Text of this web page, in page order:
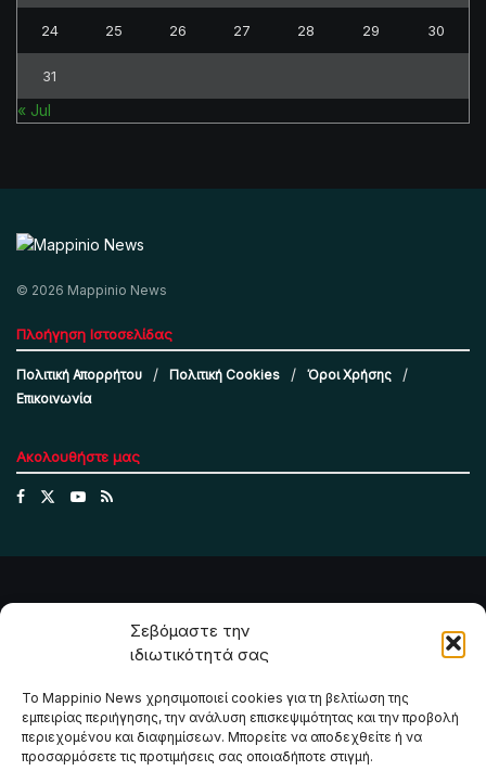
Σεβόμαστε την
ιδιωτικότητά σας
Το Mappinio News χρησιμοποιεί cookies για τη βελτίωση της
εμπειρίας περιήγησης, την ανάλυση επισκεψιμότητας και την προβολή
περιεχομένου και διαφημίσεων. Μπορείτε να αποδεχθείτε ή να
προσαρμόσετε τις προτιμήσεις σας οποιαδήποτε στιγμή.
24 25 26 27 28 29 30
31
« Jul
© 2026 Mappinio News
Πλοήγηση Ιστοσελίδας
Πολιτική Απορρήτου Πολιτική Cookies
Όροι Χρήσης
Επικοινωνία
Ακολουθήστε μας